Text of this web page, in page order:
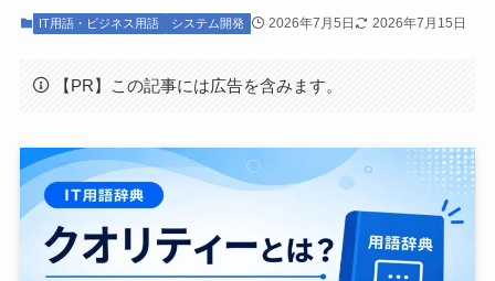
IT用語・ビジネス用語 システム開発 2026年7月5日 2026年7月15日
【PR】この記事には広告を含みます。